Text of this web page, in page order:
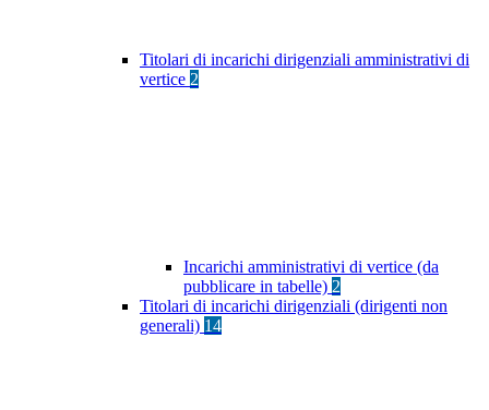
Titolari di incarichi dirigenziali amministrativi di
vertice 2
Incarichi amministrativi di vertice (da
pubblicare in tabelle) 2
Titolari di incarichi dirigenziali (dirigenti non
generali) 14